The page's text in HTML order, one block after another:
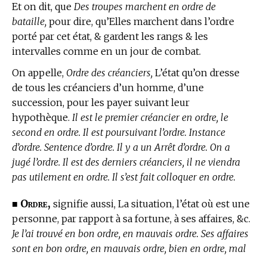
Et on dit, que Des troupes marchent en ordre de
bataille, pour dire, qu’Elles marchent dans l’ordre
porté par cet état, & gardent les rangs & les
intervalles comme en un jour de combat.
On appelle, Ordre des créanciers, L’état qu’on dresse
de tous les créanciers d’un homme, d’une
succession, pour les payer suivant leur
hypothèque. Il est le premier créancier en ordre, le
second en ordre. Il est poursuivant l’ordre. Instance
d’ordre. Sentence d’ordre. Il y a un Arrêt d’ordre. On a
jugé l’ordre. Il est des derniers créanciers, il ne viendra
pas utilement en ordre. Il s’est fait colloquer en ordre.
■ Ordre, signifie aussi, La situation, l’état où est une
personne, par rapport à sa fortune, à ses affaires, &c.
Je l’ai trouvé en bon ordre, en mauvais ordre. Ses affaires
sont en bon ordre, en mauvais ordre, bien en ordre, mal